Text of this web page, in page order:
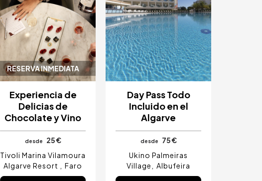
RESERVA INMEDIATA
Experiencia de
Delicias de
Chocolate y Vino
desde
25 €
Tivoli Marina Vilamoura
Algarve Resort
Faro
Day Pass Todo
Incluido en el
Algarve
desde
75 €
Ukino Palmeiras
Village
Albufeira